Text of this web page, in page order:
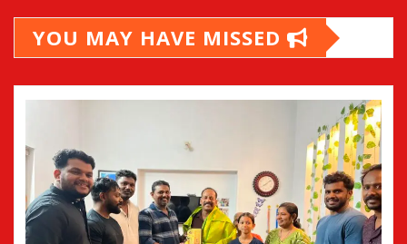
YOU MAY HAVE MISSED